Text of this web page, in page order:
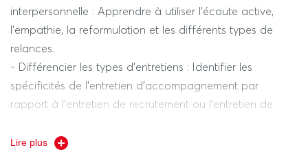
interpersonnelle : Apprendre à utiliser l'écoute active,
l'empathie, la reformulation et les différents types de
relances.
- Différencier les types d'entretiens : Identifier les
spécificités de l'entretien d'accompagnement par
rapport à l'entretien de recrutement ou l'entretien de
- Construire l'alliance de travail : Comprendre comment
Lire plus